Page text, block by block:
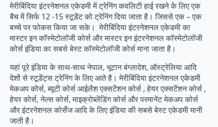
मेरीबिंदिया इंटरनेशनल एकेडमी में ट्रेनिंग कवलिटी हाई रखने के लिए एक
बैच में सिर्फ 12 -15 स्टूडेंट को ट्रेनिंग दिया जाता है। जिससे एक – एक
बच्चे पर फोकस किया जा सके। मेरीबिंदिया इंटरनेशनल एकेडमी का
मास्टर इन कॉस्मेटोलॉजी कोर्स और मास्टर इन इंटरनेशनल कॉस्मेटोलॉजी
कोर्स इंडिया का सबसे बेस्ट कॉस्मेटोलॉजी कोर्स माना जाता है।
यहां पूरे इंडिया के साथ-साथ नेपाल, भूटान बंग्लादेश, ऑस्ट्रेलिया आदि
देशों से स्टूडेंट्स ट्रेनिंग के लिए आते है। मेरीबिंदिया इंटरनेशनल एकेडमी
मेकअप कोर्स, ब्यूटी कोर्स आईलैश एक्सटेंशन कोर्स , हेयर एक्सटेंशन कोर्स ,
हेयर कोर्स, नेल्स कोर्स, माइक्रोब्लेंडिंग कोर्स और परमानेंट मेकअप कोर्स
और इंटरनेशनल कोर्सेज आदि के लिए इंडिया की सबसे बेस्ट एकेडमी मानी
जाती है।